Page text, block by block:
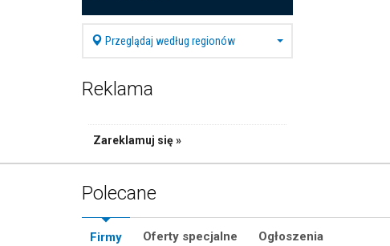
Przeglądaj według regionów
Reklama
Zareklamuj się »
Polecane
Firmy Oferty specjalne Ogłoszenia